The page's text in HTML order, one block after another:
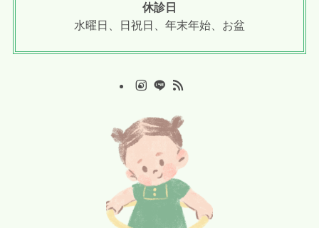
休診日
水曜日、日祝日、年末年始、お盆